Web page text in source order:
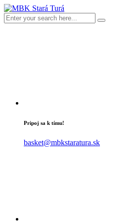
Pripoj sa k tímu!
basket@mbkstaratura.sk